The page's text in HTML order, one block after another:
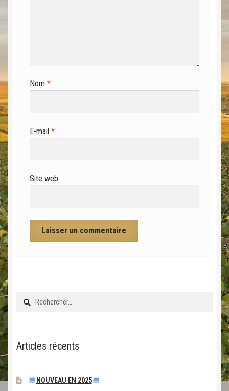
Nom *
E-mail *
Site web
Rechercher :
Articles récents
NOUVEAU EN 2025